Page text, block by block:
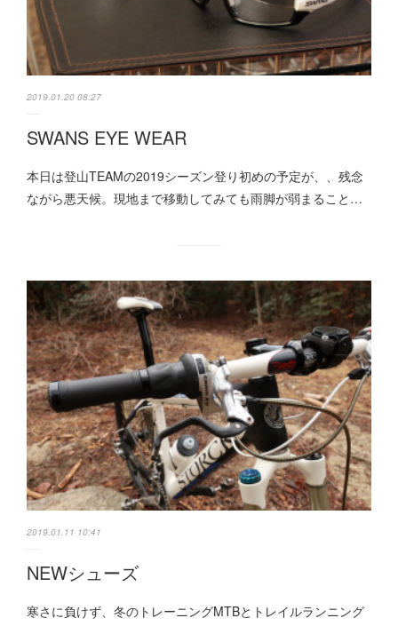
2019.01.20 08:27
SWANS EYE WEAR
本日は登山TEAMの2019シーズン登り初めの予定が、、残念
ながら悪天候。現地まで移動してみても雨脚が弱まること…
2019.01.11 10:41
NEWシューズ
寒さに負けず、冬のトレーニングMTBとトレイルランニング